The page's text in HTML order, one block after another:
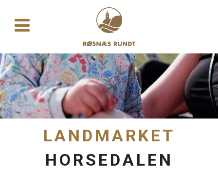
LANDMARKET
HORSEDALEN